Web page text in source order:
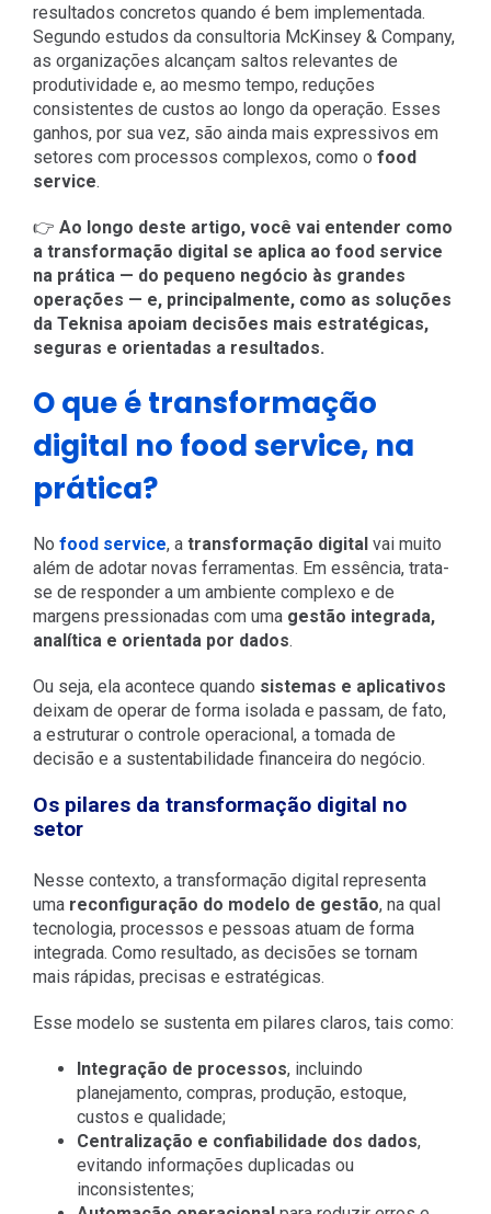
resultados concretos quando é bem implementada.
Segundo estudos da consultoria McKinsey & Company,
as organizações alcançam saltos relevantes de
produtividade e, ao mesmo tempo, reduções
consistentes de custos ao longo da operação. Esses
ganhos, por sua vez, são ainda mais expressivos em
setores com processos complexos, como o food
service.
👉 Ao longo deste artigo, você vai entender como
a transformação digital se aplica ao food service
na prática — do pequeno negócio às grandes
operações — e, principalmente, como as soluções
da Teknisa apoiam decisões mais estratégicas,
seguras e orientadas a resultados.
O que é transformação
digital no food service, na
prática?
No food service, a transformação digitalvai muito
além de adotar novas ferramentas. Em essência, trata-
se de responder a um ambiente complexo e de
margens pressionadas com uma gestão integrada,
analítica e orientada por dados.
Ou seja, ela acontece quando sistemas e aplicativos
deixam de operar de forma isolada e passam, de fato,
a estruturar o controle operacional, a tomada de
decisão e a sustentabilidade financeira do negócio.
Os pilares da transformação digital no
setor
Nesse contexto, a transformação digital representa
uma reconfiguração do modelo de gestão, na qual
tecnologia, processos e pessoas atuam de forma
integrada. Como resultado, as decisões se tornam
mais rápidas, precisas e estratégicas.
Esse modelo se sustenta em pilares claros, tais como:
Integração de processos, incluindo
planejamento, compras, produção, estoque,
custos e qualidade;
Centralização e confiabilidade dos dados,
evitando informações duplicadas ou
inconsistentes;